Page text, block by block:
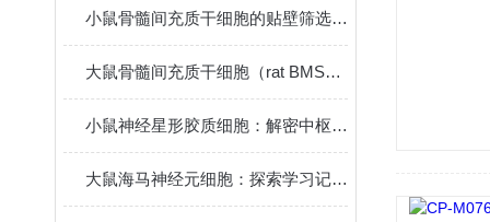
小鼠骨髓间充质干细胞的贴壁筛选原理与再生医学研究应用
大鼠骨髓间充质干细胞（rat BMSCs）分离、鉴定与应用
小鼠神经星形胶质细胞：解密中枢神经系统功能与疾病机制的核心模型
大鼠海马神经元细胞：探索学习记忆机制与脑疾病病理的黄金模型